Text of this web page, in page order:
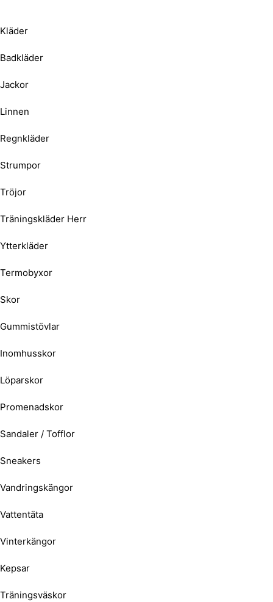
Kläder
Badkläder
Jackor
Linnen
Regnkläder
Strumpor
Tröjor
Träningskläder Herr
Ytterkläder
Termobyxor
Skor
Gummistövlar
Inomhusskor
Löparskor
Promenadskor
Sandaler / Tofflor
Sneakers
Vandringskängor
Vattentäta
Vinterkängor
Kepsar
Träningsväskor